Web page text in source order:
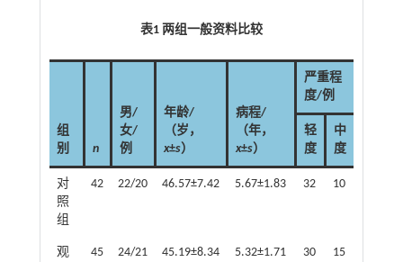
表1 两组一般资料比较
组
别
n
男/
女/
例
年龄/
（岁，
x±s）
病程/
（年，
x±s）
严重程
度/例
轻
度
中
度
对
照
组
42 22/20 46.57±7.42 5.67±1.83 32 10
观
45 24/21 45.19±8.34 5.32±1.71 30 15